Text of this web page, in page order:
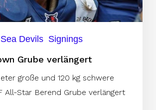
Devils Signings
Grube verlängert
große und 120 kg schwere
All-Star Berend Grube verlängert